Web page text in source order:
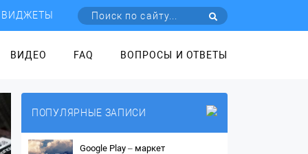
ВИДЖЕТЫ
ВИДЕО FAQ ВОПРОСЫ И ОТВЕТЫ
ПОПУЛЯРНЫЕ ЗАПИСИ
Google Play – маркет